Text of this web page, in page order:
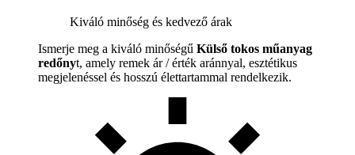
Kiváló minőség és kedvező árak
Ismerje meg a kiváló minőségű Külső tokos műanyag
redőnyt, amely remek ár / érték aránnyal, esztétikus
megjelenéssel és hosszú élettartammal rendelkezik.